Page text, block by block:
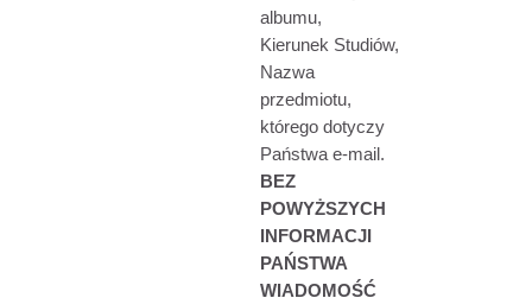
albumu,
Kierunek Studiów,
Nazwa
przedmiotu,
którego dotyczy
Państwa e-mail.
BEZ
POWYŻSZYCH
INFORMACJI
PAŃSTWA
WIADOMOŚĆ